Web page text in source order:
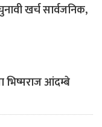
खर्च सार्वजनिक,
भिष्मराज आंदम्बे